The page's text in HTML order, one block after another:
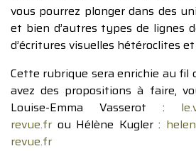
vous pourrez plonger dans des
et bien d’autres types de lignes
d’écritures visuelles hétéroclites
Cette rubrique sera enrichie au fil
avez des propositions à faire,
Louise-Emma Vasserot :
revue.fr ou Hélène Kugler :
revue.fr